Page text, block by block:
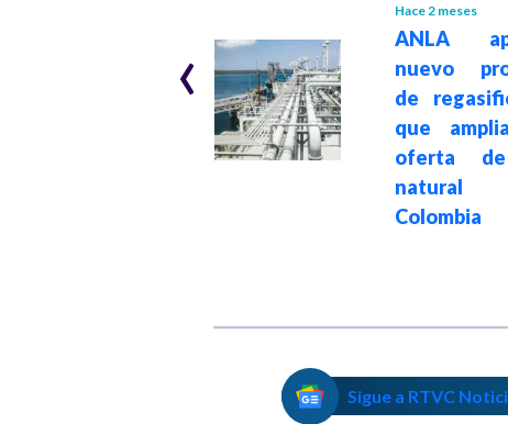
relaciones con
Hace 2 meses
ANLA
nuevo
de
que
oferta
Colombia
‹
Sigue a RTVC